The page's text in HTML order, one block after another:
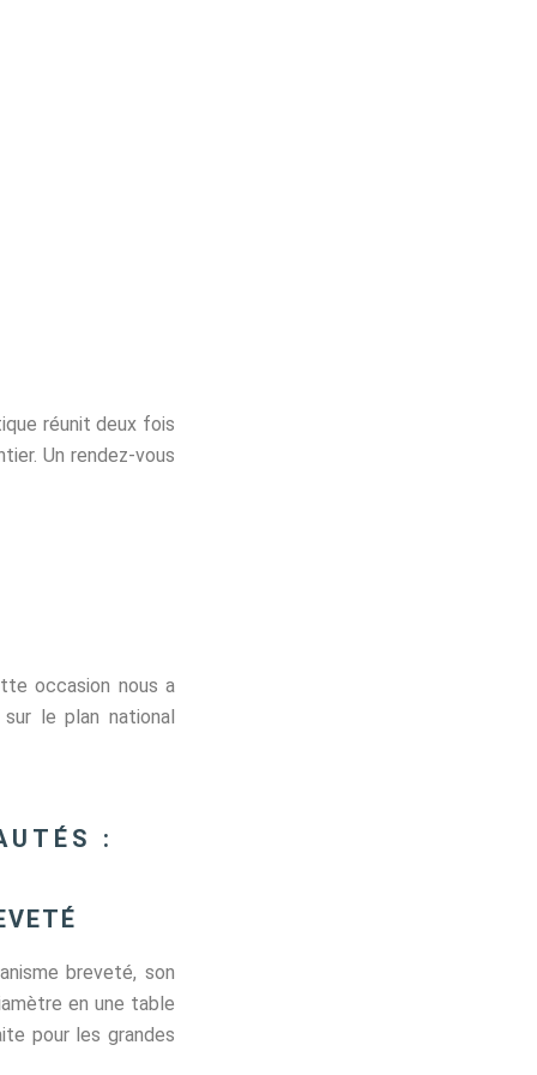
réunit deux fois
Un rendez-vous
occasion nous a
le plan national
:
breveté, son
en une table
pour les grandes